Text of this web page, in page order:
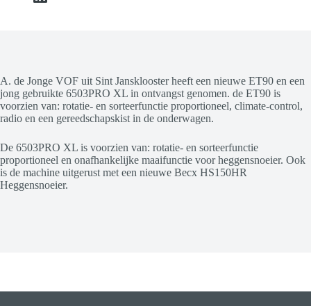
A. de Jonge VOF uit Sint Jansklooster heeft een nieuwe ET90 en een
jong gebruikte 6503PRO XL in ontvangst genomen. de ET90 is
voorzien van: rotatie- en sorteerfunctie proportioneel, climate-control,
radio en een gereedschapskist in de onderwagen.
De 6503PRO XL is voorzien van: rotatie- en sorteerfunctie
proportioneel en onafhankelijke maaifunctie voor heggensnoeier. Ook
is de machine uitgerust met een nieuwe Becx HS150HR
Heggensnoeier.